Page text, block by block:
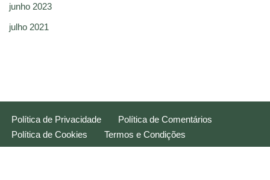
junho 2023
julho 2021
Política de Privacidade
Política de Comentários
Política de Cookies
Termos e Condições